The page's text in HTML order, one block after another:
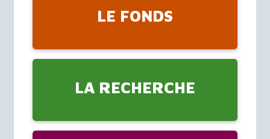
LE FONDS
LA RECHERCHE